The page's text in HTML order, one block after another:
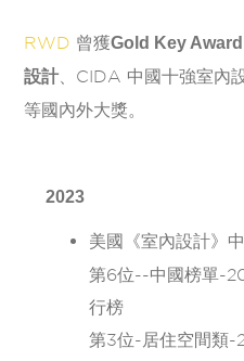
RWD 曾獲Gold Key
設計 、CIDA 中國十強室內
等國內外大獎。
2023
美國《室內設計》
第6位--中國榜單-
行榜
第3位-居住空間類-